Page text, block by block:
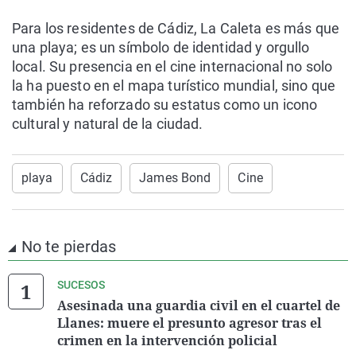
Para los residentes de Cádiz, La Caleta es más que
una playa; es un símbolo de identidad y orgullo
local. Su presencia en el cine internacional no solo
la ha puesto en el mapa turístico mundial, sino que
también ha reforzado su estatus como un icono
cultural y natural de la ciudad.
playa Cádiz James Bond Cine
No te pierdas
SUCESOS
Asesinada una guardia civil en el cuartel de
Llanes: muere el presunto agresor tras el
crimen en la intervención policial